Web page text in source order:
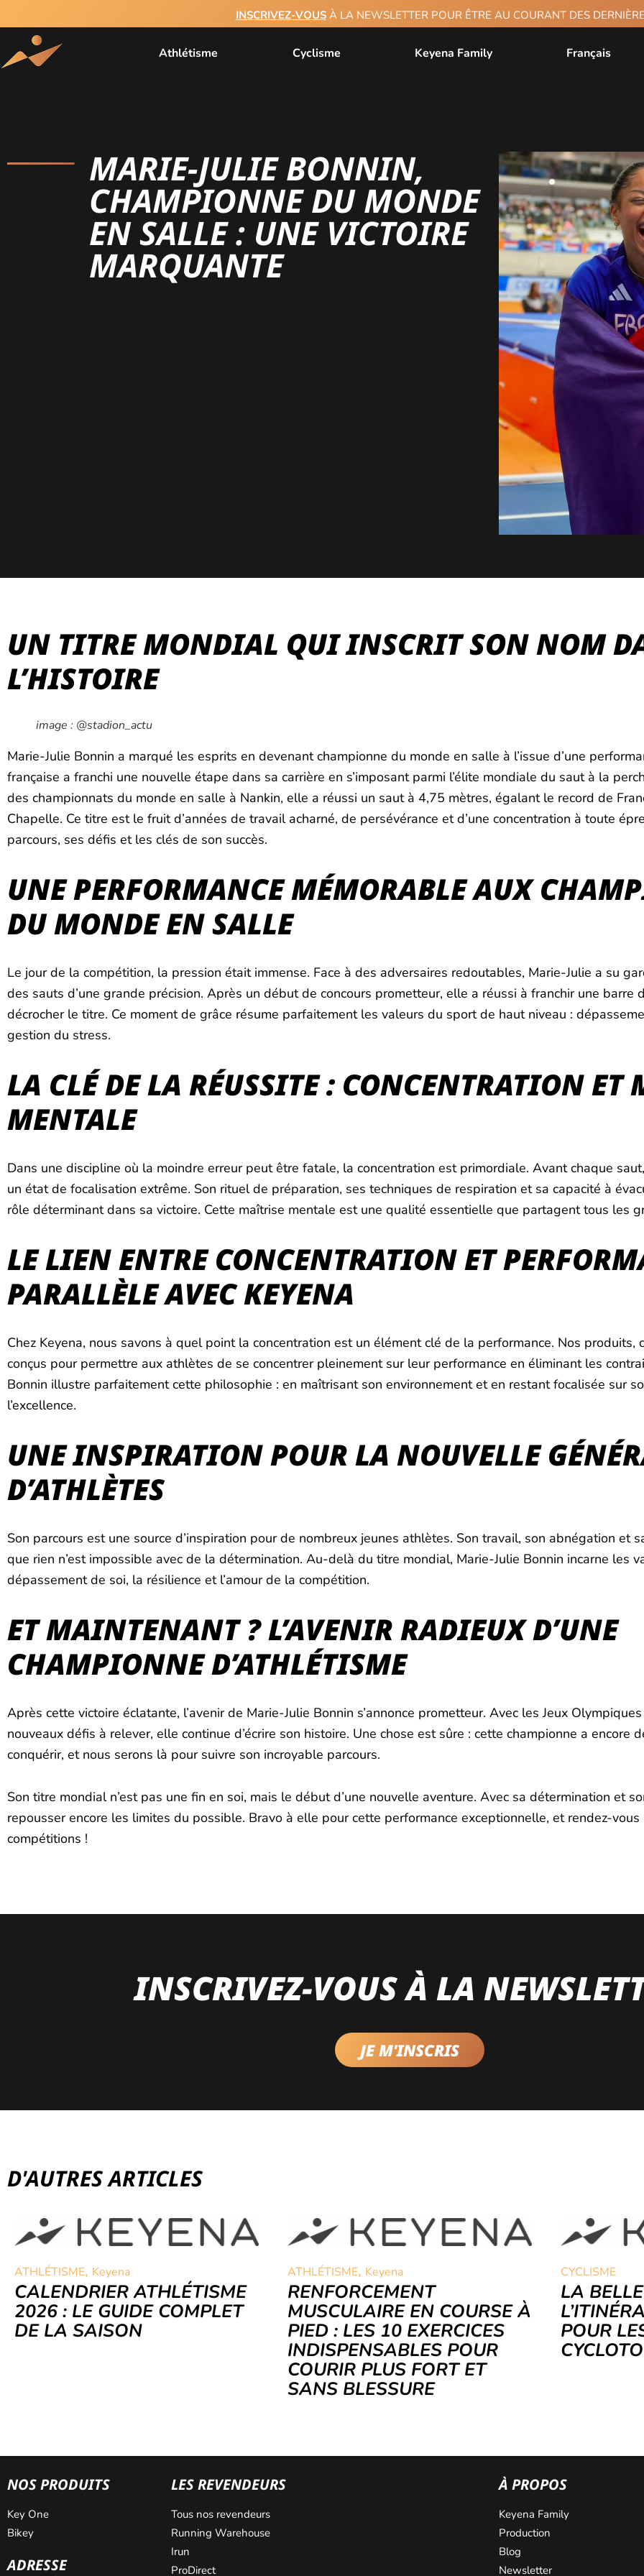
INSCRIVEZ-VOUSÀ LA NEWSLETTER POUR ÊTRE AU COURANT DES
Athlétisme Cyclisme Keyena Family Français
MARIE-JULIE BONNIN,
CHAMPIONNE DU MONDE
EN SALLE : UNE VICTOIRE
MARQUANTE
UN TITRE MONDIAL QUI INSCRIT SON NOM
L’HISTOIRE
image : @stadion_actu
Marie-Julie Bonnin a marqué les esprits en devenant championne du monde en salle à l’issue d’une
française a franchi une nouvelle étape dans sa carrière en s’imposant parmi l’élite mondiale du saut à la
des championnats du monde en salle à Nankin, elle a réussi un saut à 4,75 mètres, égalant le record de
Chapelle. Ce titre est le fruit d’années de travail acharné, de persévérance et d’une concentration à toute
parcours, ses défis et les clés de son succès.
UNE PERFORMANCE MÉMORABLE AUX
DU MONDE EN SALLE
Le jour de la compétition, la pression était immense. Face à des adversaires redoutables, Marie-Julie a su
des sauts d’une grande précision. Après un début de concours prometteur, elle a réussi à franchir une barre
décrocher le titre. Ce moment de grâce résume parfaitement les valeurs du sport de haut niveau :
gestion du stress.
LA CLÉ DE LA RÉUSSITE : CONCENTRATION ET
MENTALE
Dans une discipline où la moindre erreur peut être fatale, la concentration est primordiale. Avant chaque
un état de focalisation extrême. Son rituel de préparation, ses techniques de respiration et sa capacité à
rôle déterminant dans sa victoire. Cette maîtrise mentale est une qualité essentielle que partagent tous les
LE LIEN ENTRE CONCENTRATION ET
PARALLÈLE AVEC KEYENA
Chez Keyena, nous savons à quel point la concentration est un élément clé de la performance. Nos produits,
conçus pour permettre aux athlètes de se concentrer pleinement sur leur performance en éliminant les
Bonnin illustre parfaitement cette philosophie : en maîtrisant son environnement et en restant focalisée sur
l’excellence.
UNE INSPIRATION POUR LA NOUVELLE
D’ATHLÈTES
Son parcours est une source d’inspiration pour de nombreux jeunes athlètes. Son travail, son abnégation et
que rien n’est impossible avec de la détermination. Au-delà du titre mondial, Marie-Julie Bonnin incarne les
dépassement de soi, la résilience et l’amour de la compétition.
ET MAINTENANT ? L’AVENIR RADIEUX D’UNE
CHAMPIONNE D’ATHLÉTISME
Après cette victoire éclatante, l’avenir de Marie-Julie Bonnin s’annonce prometteur. Avec les Jeux
nouveaux défis à relever, elle continue d’écrire son histoire. Une chose est sûre : cette championne a encore
conquérir, et nous serons là pour suivre son incroyable parcours.
Son titre mondial n’est pas une fin en soi, mais le début d’une nouvelle aventure. Avec sa détermination et
repousser encore les limites du possible. Bravo à elle pour cette performance exceptionnelle, et rendez-
compétitions !
INSCRIVEZ-VOUS À LA
JE M'INSCRIS
D'AUTRES ARTICLES
ATHLÉTISME, Keyena
CALENDRIER ATHLÉTISME
2026 : LE GUIDE COMPLET
DE LA SAISON
ATHLÉTISME, Keyena
RENFORCEMENT
MUSCULAIRE EN COURSE À
PIED : LES 10 EXERCICES
INDISPENSABLES POUR
COURIR PLUS FORT ET
SANS BLESSURE
CYCLISME
LA
POUR
NOS PRODUITS
Key One
Bikey
ADRESSE
LES REVENDEURS
Tous nos revendeurs
Running Warehouse
Irun
ProDirect
À PROPOS
Keyena Family
Production
Blog
Newsletter